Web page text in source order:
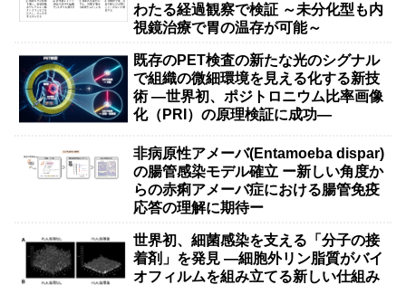
わたる経過観察で検証 ～未分化型も内
視鏡治療で胃の温存が可能～
既存のPET検査の新たな光のシグナル
で組織の微細環境を見える化する新技
術 ―世界初、ポジトロニウム比率画像
化（PRI）の原理検証に成功―
非病原性アメーバ(Entamoeba dispar)
の腸管感染モデル確立 ー新しい角度か
らの赤痢アメーバ症における腸管免疫
応答の理解に期待ー
世界初、細菌感染を支える「分子の接
着剤」を発見 ―細胞外リン脂質がバイ
オフィルムを組み立てる新しい仕組み